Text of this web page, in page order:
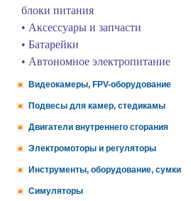
блоки питания
• Аксессуары и запчасти
• Батарейки
• Автономное электропитание
Видеокамеры, FPV-оборудование
Подвесы для камер, стедикамы
Двигатели внутреннего сгорания
Электромоторы и регуляторы
Инструменты, оборудование, сумки
Симуляторы